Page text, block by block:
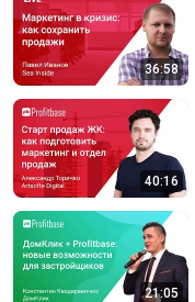
36:58
40:16
21:05